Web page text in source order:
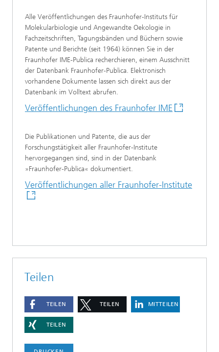
Alle Veröffentlichungen des Fraunhofer-Instituts für
Molekularbiologie und Angewandte Oekologie in
Fachzeitschriften, Tagungsbänden und Büchern sowie
Patente und Berichte (seit 1964) können Sie in der
Fraunhofer IME-Publica recherchieren, einem Ausschnitt
der Datenbank Fraunhofer-Publica. Elektronisch
vorhandene Dokumente lassen sich direkt aus der
Datenbank im Volltext abrufen.
Veröffentlichungen des Fraunhofer IME
Die Publikationen und Patente, die aus der
Forschungstätigkeit aller Fraunhofer-Institute
hervorgegangen sind, sind in der Datenbank
»Fraunhofer-Publica« dokumentiert.
Veröffentlichungen aller Fraunhofer-Institute
Teilen
TEILEN TEILEN MITTEILEN
TEILEN